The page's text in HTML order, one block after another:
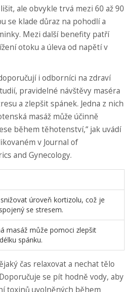
ale obvykle trvá mezi 60 až 90
se klade důraz na pohodlí a
Mezi další benefity patří
otoku a úleva od napětí v
i odborníci na zdraví
pravidelné návštěvy maséra
a zlepšit spánek. Jedna z nich
masáž může účinně
během těhotenství,“ jak uvádí
v Journal of
and Gynecology.
úroveň kortizolu, což je
se stresem.
masáž může pomoci zlepšit
spánku.
čas relaxovat a nechat tělo
se pít hodně vody, aby
toxinů uvolněných během